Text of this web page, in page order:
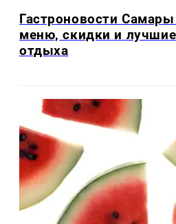
Гастроновости
меню, скидки и
отдыха